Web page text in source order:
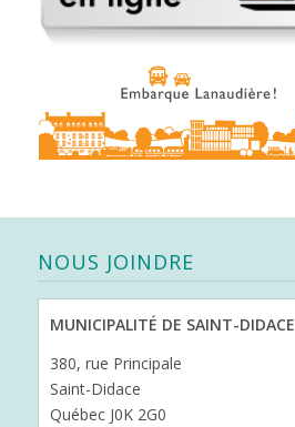
NOUS JOINDRE
MUNICIPALITÉ DE SAINT-DIDACE
380, rue Principale
Saint-Didace
Québec J0K 2G0